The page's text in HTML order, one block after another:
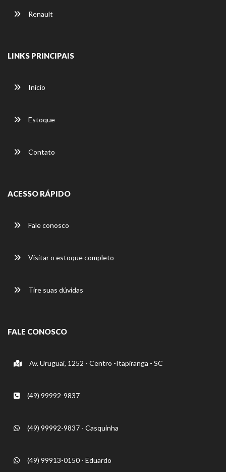
Renault
LINKS PRINCIPAIS
Início
Estoque
Contato
ACESSO RÁPIDO
Fale conosco
Visitar o estoque completo
Tire suas dúvidas
FALE CONOSCO
Av. Uruguai, 1252 - Centro -Itapiranga - SC
(49) 99992-9837
(49) 99992-9837 - Casquinha
(49) 99913-0150 - Eduardo